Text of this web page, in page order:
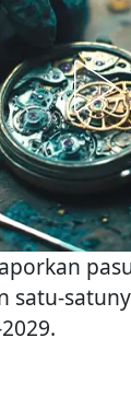
satu-